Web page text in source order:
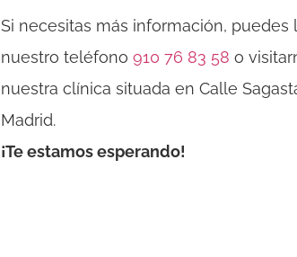
Si necesitas más información, puedes
nuestro teléfono 910 76 83 58 o
nuestra clínica situada en Calle
Madrid.
¡Te estamos esperando!